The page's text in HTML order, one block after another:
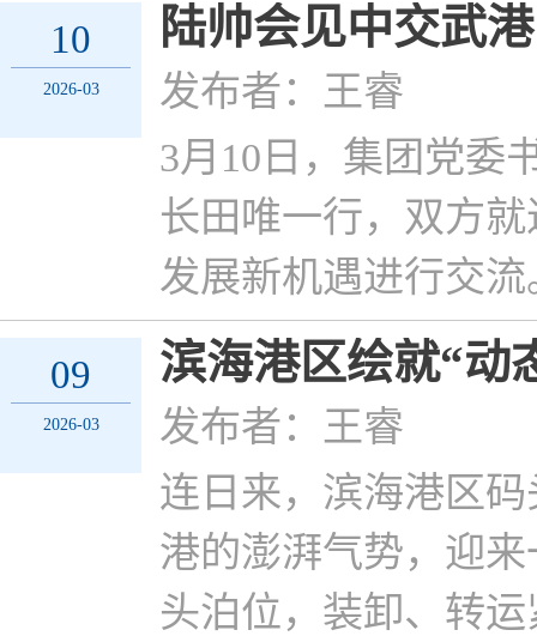
10
2026-03
陆帅会见中交武
发布者：王睿
3月10日，集团党委
长田唯一行，双方
发展新机遇进行交流
09
2026-03
滨海港区绘就“动
发布者：王睿
连日来，滨海港区
港的澎湃气势，迎
头泊位，装卸、转